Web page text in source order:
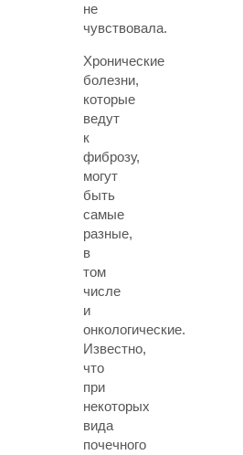
не
чувствовала.
Хронические
болезни,
которые
ведут
к
фиброзу,
могут
быть
самые
разные,
в
том
числе
и
онкологические.
Известно,
что
при
некоторых
вида
почечного